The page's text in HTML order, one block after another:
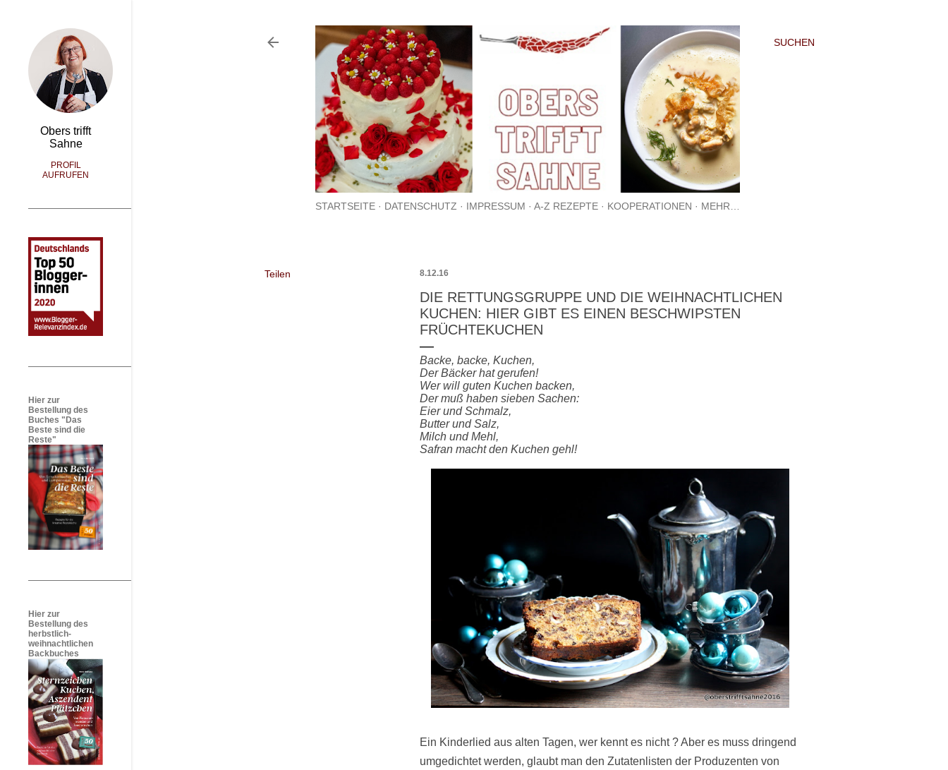
SUCHEN
STARTSEITE DATENSCHUTZ IMPRESSUM A-Z REZEPTE KOOPERATIONEN MEHR…
Teilen 8.12.16
DIE RETTUNGSGRUPPE UND DIE WEIHNACHTLICHEN
KUCHEN: HIER GIBT ES EINEN BESCHWIPSTEN
FRÜCHTEKUCHEN
Backe, backe, Kuchen,
Der Bäcker hat gerufen!
Wer will guten Kuchen backen,
Der muß haben sieben Sachen:
Eier und Schmalz,
Butter und Salz,
Milch und Mehl,
Safran macht den Kuchen gehl!
Ein Kinderlied aus alten Tagen, wer kennt es nicht ? Aber es muss dringend
umgedichtet werden, glaubt man den Zutatenlisten der Produzenten von
Obers trifft
Sahne
PROFIL
AUFRUFEN
Hier zur
Bestellung des
Buches "Das
Beste sind die
Reste"
Hier zur
Bestellung des
herbstlich-
weihnachtlichen
Backbuches